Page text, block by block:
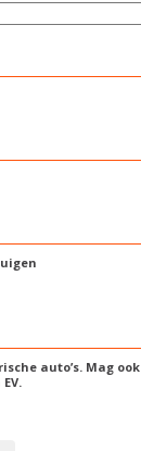
auto’s. Mag ook